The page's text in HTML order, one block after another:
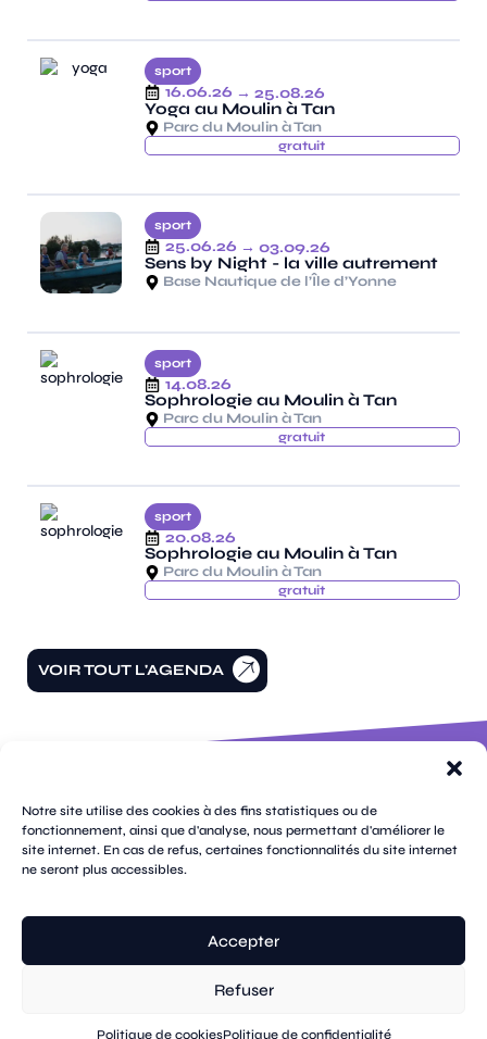
Notre site utilise des cookies à des fins statistiques ou de
fonctionnement, ainsi que d'analyse, nous permettant d'améliorer le
site internet. En cas de refus, certaines fonctionnalités du site internet
ne seront plus accessibles.
Accepter
Refuser
Politique de cookiesPolitique de confidentialité
sport
16.06.26 → 25.08.26
Yoga au Moulin à Tan
Parc du Moulin à Tan
gratuit
sport
25.06.26 → 03.09.26
Sens by Night - la ville autrement
Base Nautique de l’Île d’Yonne
sport
14.08.26
Sophrologie au Moulin à Tan
Parc du Moulin à Tan
gratuit
sport
20.08.26
Sophrologie au Moulin à Tan
Parc du Moulin à Tan
gratuit
VOIR TOUT L'AGENDA
de la
république
CS
70809
89108
Cedex
facebook
instagram
threads
tik
tok
whatsapp
linkedin
youtube
twitter
(X)
pages
plan
réalisation tongui.com